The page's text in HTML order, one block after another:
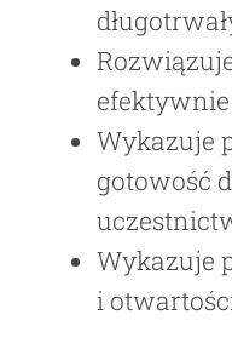
Wykazuje
gotowość
Wykazuje
i